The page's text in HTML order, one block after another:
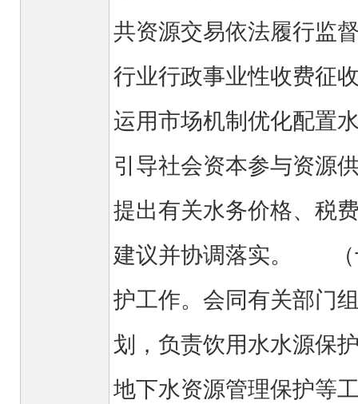
共资源交易依法履行监
行业行政事业性收费征
运用市场机制优化配置
引导社会资本参与资源
提出有关水务价格、税
建议并协调落实。 （
护工作。会同有关部门
划，负责饮用水水源保
地下水资源管理保护等